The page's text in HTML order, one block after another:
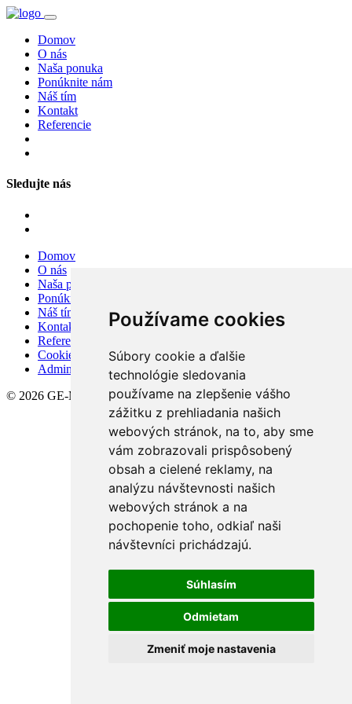
Používame cookies
Súbory cookie a ďalšie
technológie sledovania
používame na zlepšenie vášho
zážitku z prehliadania našich
webových stránok, na to, aby sme
vám zobrazovali prispôsobený
obsah a cielené reklamy, na
analýzu návštevnosti našich
webových stránok a na
pochopenie toho, odkiaľ naši
návštevníci prichádzajú.
Súhlasím
Odmietam
Zmeniť moje nastavenia
Domov
O nás
Naša ponuka
Ponúknite nám
Náš tím
Kontakt
Referencie
Sledujte nás
Domov
O nás
Naša ponuka
Ponúknite nám
Náš tím
Kontakt
Referencie
Cookies
Admin
© 2026 GE-MAX REALITY